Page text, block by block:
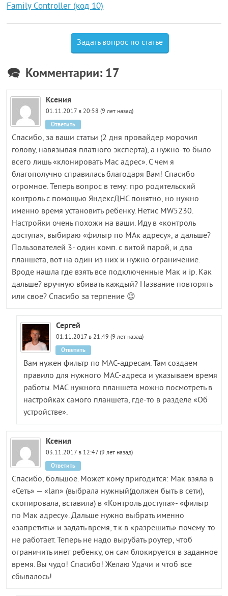
Family Controller (код 10)
Задать вопрос по статье
Комментарии: 17
Ксения
01.11.2017 в 20:58 (9 лет назад)
Спасибо, за ваши статьи (2 дня провайдер морочил
голову, навязывая платного эксперта), а нужно-то было
всего лишь «клонировать Мас адрес». С чем я
благополучно справилась благодаря Вам! Спасибо
огромное. Теперь вопрос в тему: про родительский
контроль с помощью ЯндексДНС понятно, но нужно
именно время установить ребенку. Нетис МW5230.
Настройки очень похожи на ваши. Иду в «контроль
доступа», выбираю «фильтр по МАк адресу», а дальше?
Пользователей 3- один комп. с витой парой, и два
планшета, вот на один из них и нужно ограничение.
Вроде нашла где взять все подключенные Мак и iр. Как
дальше? вручную вбивать каждый? Название повторять
или свое? Спасибо за терпение 😉
Ответить
Сергей
01.11.2017 в 21:49 (9 лет назад)
Вам нужен фильтр по MAC-адресам. Там создаем
правило для нужного MAC-адреса и указываем время
работы. MAC нужного планшета можно посмотреть в
настройках самого планшета, где-то в разделе «Об
устройстве».
Ответить
Ксения
03.11.2017 в 12:47 (9 лет назад)
Спасибо, большое. Может кому пригодится: Мак взяла в
«Сеть» — «lan» (выбрала нужный(должен быть в сети),
скопировала, вставила) в «Контроль доступа»- «фильтр
по Мак адресу». Дальше нужно выбрать именно
«запретить» и задать время, т.к в «разрешить» почему-то
не работает. Теперь не надо вырубать роутер, чтоб
ограничить инет ребенку, он сам блокируется в заданное
время. Вы чудо! Спасибо! Желаю Удачи и чтоб все
сбывалось!
Ответить